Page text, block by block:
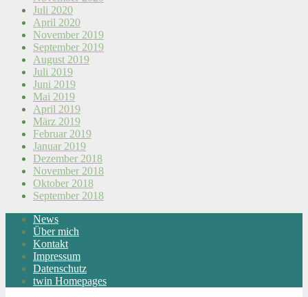
Juli 2020
April 2020
November 2019
September 2019
August 2019
Juli 2019
Juni 2019
Mai 2019
April 2019
März 2019
Februar 2019
Januar 2019
Dezember 2018
November 2018
Oktober 2018
September 2018
News
Über mich
Kontakt
Impressum
Datenschutz
twin Homepages